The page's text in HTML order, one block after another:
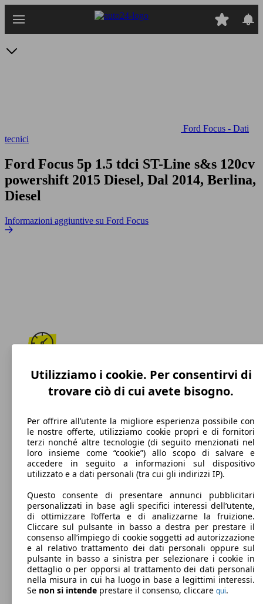
Ford Focus - Dati
tecnici
Ford Focus 5p 1.5 tdci ST-Line s&s 120cv
powershift 2015 Diesel, Dal 2014, Berlina,
Diesel
Informazioni aggiuntive su Ford Focus
195 km/h
Velocità massima
Diesel
Carburante
99 g/km
Emissioni di CO2 (combinato)*
Utilizziamo i cookie. Per consentirvi di
trovare ciò di cui avete bisogno.
Per offrire all’utente la migliore esperienza possibile con
le nostre offerte, utilizziamo cookie propri e di fornitori
terzi nonché altre tecnologie (di seguito menzionati nel
loro insieme come “cookie”) allo scopo di salvare e
accedere in seguito a informazioni sul dispositivo
utilizzato e a dati personali (tra cui gli indirizzi IP).
Questo consente di presentare annunci pubblicitari
personalizzati in base agli specifici interessi dell’utente,
di ottimizzare l’offerta e di analizzarne la fruizione.
Cliccare sul pulsante in basso a destra per prestare il
consenso all’impiego di cookie soggetti ad autorizzazione
e al relativo trattamento dei dati personali oppure sul
pulsante in basso a sinistra per selezionare i cookie in
dettaglio o per opporsi al trattamento dei dati personali
nella misura in cui ha luogo in base a legittimi interessi.
Se non si intende prestare il consenso, cliccare qui.